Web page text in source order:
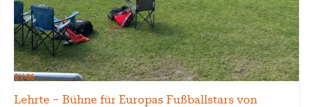
SV-06
Lehrte – Bühne für Europas Fußballstars von